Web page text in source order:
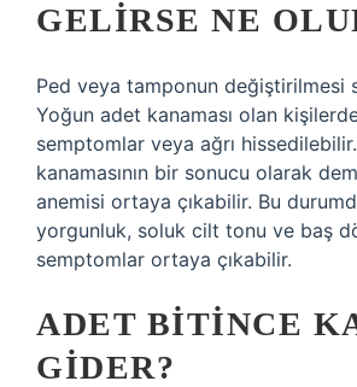
GELIRSE NE
Ped veya tamponun değiştirilmesi
Yoğun adet kanaması olan
semptomlar veya ağrı hissedilebilir.
kanamasının bir sonucu olarak
anemisi ortaya çıkabilir. Bu
yorgunluk, soluk cilt tonu ve baş
semptomlar ortaya çıkabilir.
ADET BITINCE
GIDER?